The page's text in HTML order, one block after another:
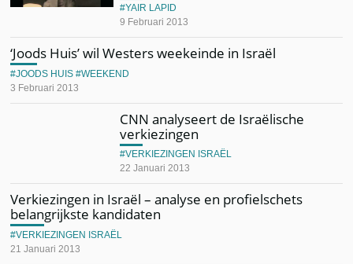
9 Februari 2013
YAIR LAPID
‘Joods Huis’ wil Westers weekeinde in Israël
3 Februari 2013
JOODS HUIS WEEKEND
CNN analyseert de Israëlische
verkiezingen
22 Januari 2013
VERKIEZINGEN ISRAËL
Verkiezingen in Israël – analyse en profielschets
belangrijkste kandidaten
21 Januari 2013
VERKIEZINGEN ISRAËL